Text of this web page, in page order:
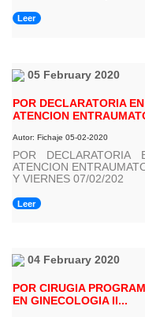
Leer
05 February 2020
POR DECLARATORIA
ATENCION
Autor: Fichaje 05-02-2020
POR
ATENCION
Y VIERNES 07/02/202
Leer
04 February 2020
POR CIRUGIA
EN GINECOLOGIA II...